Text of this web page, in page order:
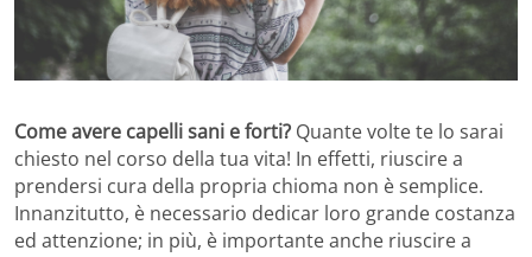
Come avere capelli sani e forti? Quante volte te lo sarai
chiesto nel corso della tua vita! In effetti, riuscire a
prendersi cura della propria chioma non è semplice.
Innanzitutto, è necessario dedicar loro grande costanza
ed attenzione; in più, è importante anche riuscire a